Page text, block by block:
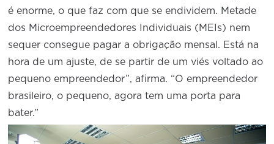
é enorme, o que faz com que se endividem. Metade
dos Microempreendedores Individuais (MEIs) nem
sequer consegue pagar a obrigação mensal. Está na
hora de um ajuste, de se partir de um viés voltado ao
pequeno empreendedor”, afirma. “O empreendedor
brasileiro, o pequeno, agora tem uma porta para
bater.”